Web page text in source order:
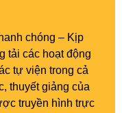
chóng – Kịp
tải các hoạt động
tự viện trong cả
thuyết giảng của
truyền hình trực